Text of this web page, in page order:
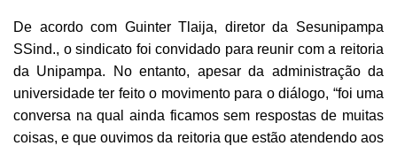
De acordo com Guinter Tlaija, diretor da Sesunipampa
SSind., o sindicato foi convidado para reunir com a reitoria
da Unipampa. No entanto, apesar da administração da
universidade ter feito o movimento para o diálogo, “foi uma
conversa na qual ainda ficamos sem respostas de muitas
coisas, e que ouvimos da reitoria que estão atendendo aos